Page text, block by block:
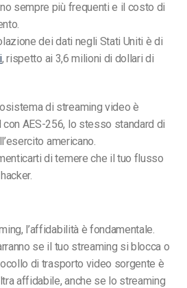
sempre più frequenti e il costo di
dei dati negli Stati Uniti è di
, rispetto ai 3,6 milioni di dollari di
di streaming video è
AES-256, lo stesso standard di
americano.
di temere che il tuo flusso
l’affidabilità è fondamentale.
se il tuo streaming si blocca o
di trasporto video sorgente è
affidabile, anche se lo streaming